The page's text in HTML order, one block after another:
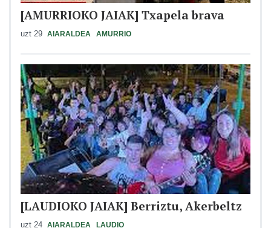
[AMURRIOKO JAIAK] Txapela brava
uzt 29 AIARALDEA AMURRIO
[LAUDIOKO JAIAK] Berriztu, Akerbeltz
uzt 24 AIARALDEA LAUDIO